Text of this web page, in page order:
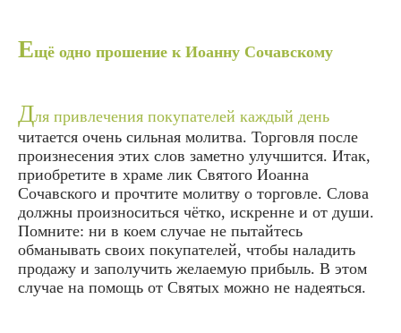
Ещё одно прошение к Иоанну Сочавскому
Для привлечения покупателей каждый день
читается очень сильная молитва. Торговля после
произнесения этих слов заметно улучшится. Итак,
приобретите в храме лик Святого Иоанна
Сочавского и прочтите молитву о торговле. Слова
должны произноситься чётко, искренне и от души.
Помните: ни в коем случае не пытайтесь
обманывать своих покупателей, чтобы наладить
продажу и заполучить желаемую прибыль. В этом
случае на помощь от Святых можно не надеяться.